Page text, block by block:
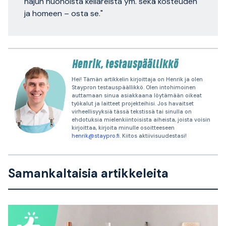
ja homeen – osta se."
Henrik, testauspäällikkö
Hei! Tämän artikkelin kirjoittaja on Henrik ja olen
Staypron testauspäällikkö. Olen intohimoinen
auttamaan sinua asiakkaana löytämään oikeat
työkalut ja laitteet projekteihisi. Jos havaitset
virheellisyyksiä tässä tekstissä tai sinulla on
ehdotuksia mielenkiintoisista aiheista, joista voisin
kirjoittaa, kirjoita minulle osoitteeseen
henrik@staypro.fi. Kiitos aktiivisuudestasi!
Samankaltaisia artikkeleita